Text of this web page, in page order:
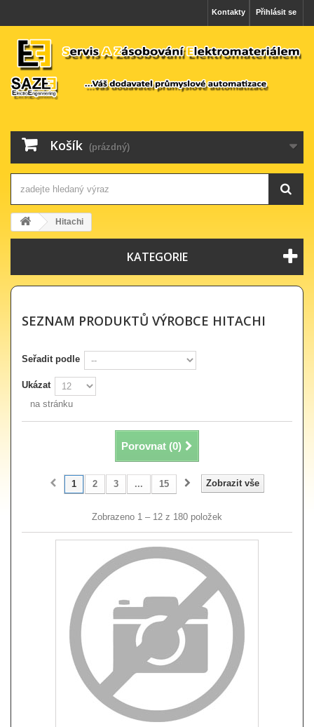
Přihlásit se
Kontakty
Košík (prázdný)
Hitachi
KATEGORIE
SEZNAM PRODUKTŮ VÝROBCE HITACHI
Seřadit podle
Ukázat
na stránku
Porovnat (0)
Zobrazit vše
1 2 3 ... 15
Zobrazeno 1 – 12 z 180 položek